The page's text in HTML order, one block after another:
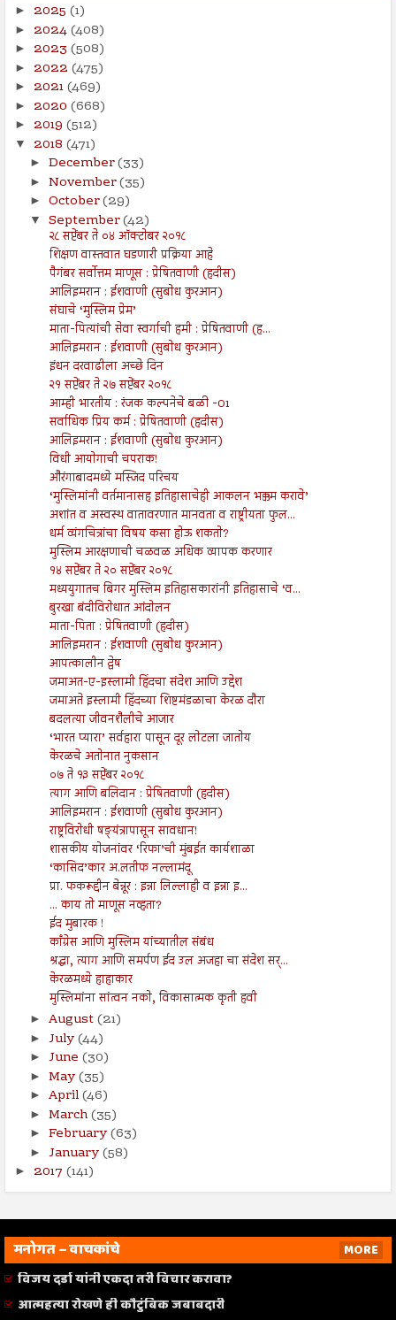
► 2025 (1)
► 2024(408)
► 2023 (508)
► 2022 (475)
► 2021(469)
► 2020 (668)
► 2019 (512)
▼ 2018 (471)
► December(33)
► November(35)
► October(29)
▼ September(42)
२८ सप्टेंबर ते ०४ ऑक्टोबर २०१८
शिक्षण वास्तवात घडणारी प्रक्रिया आहे
पैगंबर सर्वोत्तम माणूस : प्रेषितवाणी (हदीस)
आलिइमरान : ईशवाणी (सुबोध कुरआन)
संघाचे ‘मुस्लिम प्रेम’
माता-पित्यांची सेवा स्वर्गाची हमी : प्रेषितवाणी (ह...
आलिइमरान : ईशवाणी (सुबोध कुरआन)
इंधन दरवाढीला अच्छे दिन
२१ सप्टेंबर ते २७ सप्टेंबर २०१८
आम्ही भारतीय : रंजक कल्पनेचे बळी -01
सर्वाधिक प्रिय कर्म : प्रेषितवाणी (हदीस)
आलिइमरान : ईशवाणी (सुबोध कुरआन)
विधी आयोगाची चपराक!
औरंगाबादमध्ये मस्जिद परिचय
‘मुस्लिमांनी वर्तमानासह इतिहासाचेही आकलन भक्कम करावे’
अशांत व अस्वस्थ वातावरणात मानवता व राष्ट्रीयता फुल...
धर्म व्यंगचित्रांचा विषय कसा होऊ शकतो?
मुस्लिम आरक्षणाची चळवळ अधिक व्यापक करणार
१४ सप्टेंबर ते २० सप्टेंबर २०१८
मध्ययुगातच बिगर मुस्लिम इतिहासकारांनी इतिहासाचे ‘व...
बुरखा बंदीविरोधात आंदोलन
माता-पिता : प्रेषितवाणी (हदीस)
आलिइमरान : ईशवाणी (सुबोध कुरआन)
आपत्कालीन द्वेष
जमाअत-ए-इस्लामी हिंदचा संदेश आणि उद्देश
जमाअते इस्लामी हिंदच्या शिष्टमंडळाचा केरळ दौरा
बदलत्या जीवनशैलीचे आजार
‘भारत प्यारा’ सर्वहारा पासून दूर लोटला जातोय
केरळचे अतोनात नुकसान
०७ ते १३ सप्टेंबर २०१८
त्याग आणि बलिदान : प्रेषितवाणी (हदीस)
आलिइमरान : ईशवाणी (सुबोध कुरआन)
राष्ट्रविरोधी षङ्यंत्रापासून सावधान!
शासकीय योजनांवर ‘रिफा’ची मुंबईत कार्यशाळा
‘कासिद’कार अ.लतीफ नल्लामंदू
प्रा. फकरूद्दीन बेन्नूर : इन्ना लिल्लाही व इन्ना इ...
... काय तो माणूस नव्हता?
ईद मुबारक !
काँग्रेस आणि मुस्लिम यांच्यातील संबंध
श्रद्धा, त्याग आणि समर्पण ईद उल अजहा चा संदेश सर्...
केरळमध्ये हाहाकार
मुस्लिमांना सांत्वन नको, विकासात्मक कृती हवी
► August(21)
► July(44)
► June (30)
► May(35)
► April(46)
► March(35)
► February(63)
► January(58)
► 2017 (141)
मनोगत – वाचकांचे
MORE
विजय दर्डा यांनी एकदा तरी विचार करावा?
आत्महत्या रोखणे ही कौटुंबिक जबाबदारी